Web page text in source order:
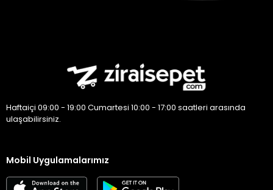
Haftaiçi 09:00 - 19:00 Cumartesi 10:00 - 17:00 saatleri arasında
ulaşabilirsiniz.
Mobil Uygulamalarımız